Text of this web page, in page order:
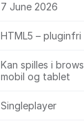
7 June 2026
HTML5 –
Kan spilles i
mobil og tablet
Singleplayer